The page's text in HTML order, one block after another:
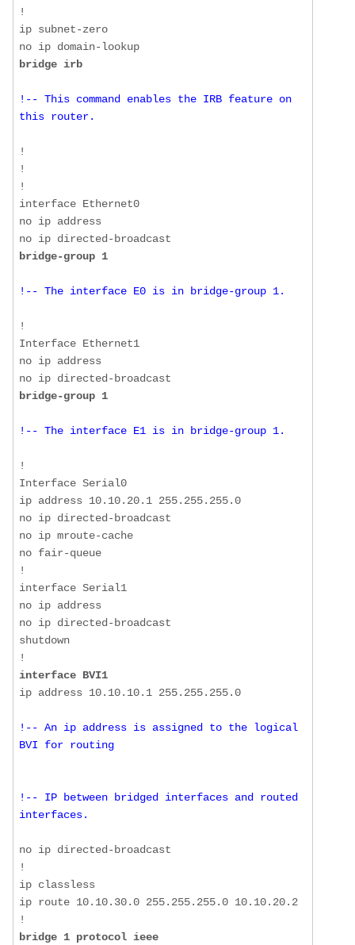
!
ip subnet-zero
bridge irb
!-- This command enables the IRB feature on
this router.
!
!
!
interface Ethernet0
no ip address
bridge-group 1
!-- The interface E0 is in bridge-group 1.
!
Interface Ethernet1
no ip address
bridge-group 1
!-- The interface E1 is in bridge-group 1.
!
Interface Serial0
ip address 10.10.20.1 255.255.255.0
no ip directed-broadcast
no ip mroute-cache
no fair-queue
!
interface Serial1
no ip address
no ip directed-broadcast
shutdown
interface BVI1
!-- An ip address is assigned to the logical
BVI for routing
!-- IP between bridged interfaces and routed
interfaces.
no ip directed-broadcast
!
ip classless
ip route 10.10.30.0 255.255.255.0 10.10.20.2
bridge 1 protocol ieee